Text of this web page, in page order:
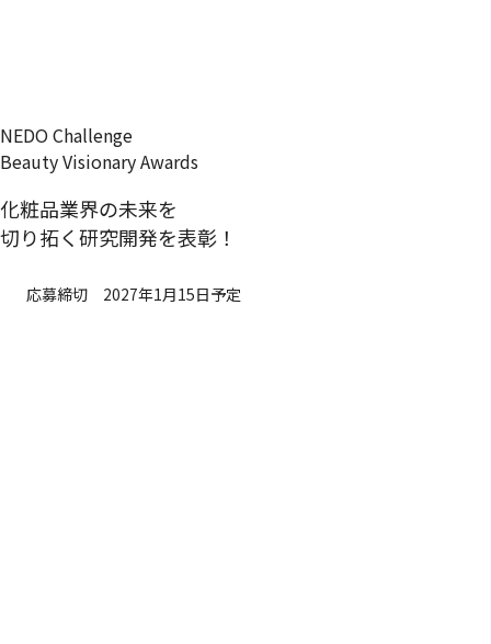
NEDO Challenge
Beauty Visionary Awards
化粧品業界の未来を
切り拓く研究開発を表彰！
応募締切 2027年1月15日予定